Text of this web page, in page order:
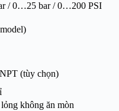
/ 0…25 bar / 0…200 PSI
(tùy chọn)
không ăn mòn